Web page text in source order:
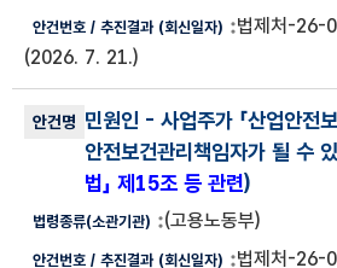
법제처-26-
(2026. 7. 21.)
민원인 - 사업주가 「산업안전
안전보건관리책임자가 될 수
법」 제15조 등 관련)
(고용노동부)
법제처-26-